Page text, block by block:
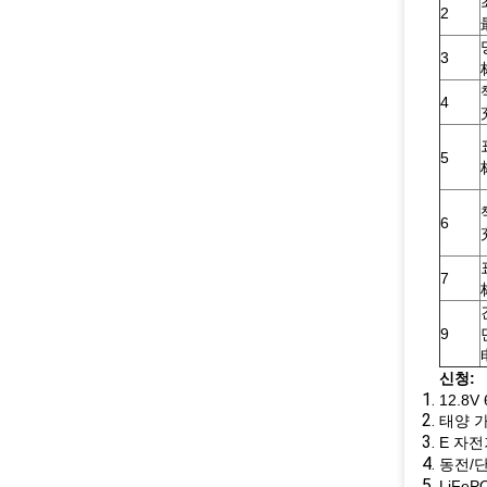
2
3
4
5
6
7
9
신청:
12.8V
태양
E 자
동전/